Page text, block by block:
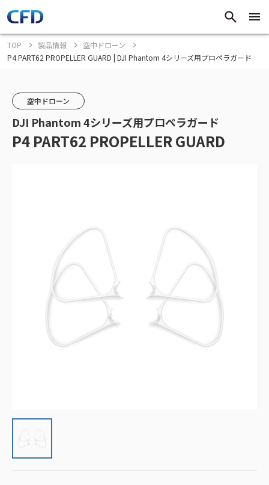
TOP 製品情報
空中ドローン
P4 PART62 PROPELLER GUARD | DJI Phantom 4シリーズ用プロペラガード
空中ドローン
DJI Phantom 4シリーズ用プロペラガード
P4 PART62 PROPELLER GUARD